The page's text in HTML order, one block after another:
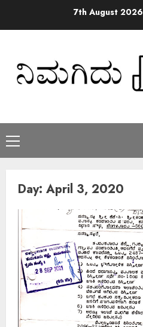
7th August 2026
Day: April 3, 2020